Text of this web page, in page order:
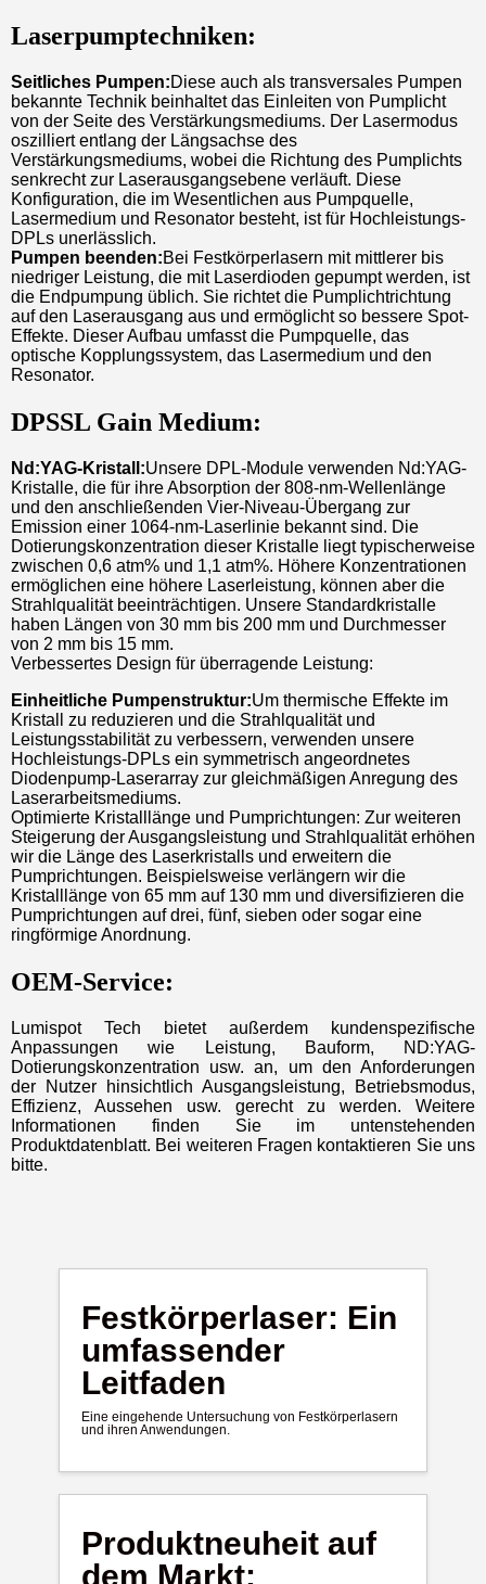
Laserpumptechniken:
Seitliches Pumpen:Diese auch als transversales Pumpen
bekannte Technik beinhaltet das Einleiten von Pumplicht
von der Seite des Verstärkungsmediums. Der Lasermodus
oszilliert entlang der Längsachse des
Verstärkungsmediums, wobei die Richtung des Pumplichts
senkrecht zur Laserausgangsebene verläuft. Diese
Konfiguration, die im Wesentlichen aus Pumpquelle,
Lasermedium und Resonator besteht, ist für Hochleistungs-
DPLs unerlässlich.
Pumpen beenden:Bei Festkörperlasern mit mittlerer bis
niedriger Leistung, die mit Laserdioden gepumpt werden, ist
die Endpumpung üblich. Sie richtet die Pumplichtrichtung
auf den Laserausgang aus und ermöglicht so bessere Spot-
Effekte. Dieser Aufbau umfasst die Pumpquelle, das
optische Kopplungssystem, das Lasermedium und den
Resonator.
DPSSL Gain Medium:
Nd:YAG-Kristall:Unsere DPL-Module verwenden Nd:YAG-
Kristalle, die für ihre Absorption der 808-nm-Wellenlänge
und den anschließenden Vier-Niveau-Übergang zur
Emission einer 1064-nm-Laserlinie bekannt sind. Die
Dotierungskonzentration dieser Kristalle liegt typischerweise
zwischen 0,6 atm% und 1,1 atm%. Höhere Konzentrationen
ermöglichen eine höhere Laserleistung, können aber die
Strahlqualität beeinträchtigen. Unsere Standardkristalle
haben Längen von 30 mm bis 200 mm und Durchmesser
von 2 mm bis 15 mm.
Verbessertes Design für überragende Leistung:
Einheitliche Pumpenstruktur:Um thermische Effekte im
Kristall zu reduzieren und die Strahlqualität und
Leistungsstabilität zu verbessern, verwenden unsere
Hochleistungs-DPLs ein symmetrisch angeordnetes
Diodenpump-Laserarray zur gleichmäßigen Anregung des
Laserarbeitsmediums.
Optimierte Kristalllänge und Pumprichtungen: Zur weiteren
Steigerung der Ausgangsleistung und Strahlqualität erhöhen
wir die Länge des Laserkristalls und erweitern die
Pumprichtungen. Beispielsweise verlängern wir die
Kristalllänge von 65 mm auf 130 mm und diversifizieren die
Pumprichtungen auf drei, fünf, sieben oder sogar eine
ringförmige Anordnung.
OEM-Service:
Lumispot Tech bietet außerdem kundenspezifische
Anpassungen wie Leistung, Bauform, ND:YAG-
Dotierungskonzentration usw. an, um den Anforderungen
der Nutzer hinsichtlich Ausgangsleistung, Betriebsmodus,
Effizienz, Aussehen usw. gerecht zu werden. Weitere
Informationen finden Sie im untenstehenden
Produktdatenblatt. Bei weiteren Fragen kontaktieren Sie uns
bitte.
Festkörperlaser: Ein
umfassender
Leitfaden
Eine eingehende Untersuchung von Festkörperlasern
und ihren Anwendungen.
Produktneuheit auf
dem Markt: